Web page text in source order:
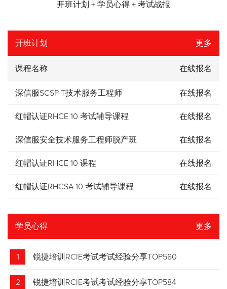
开班计划 + 学员心得 + 考试战报
开班计划 更多
课程名称 在线报名
深信服SCSP-T技术服务工程师 在线报名
红帽认证RHCE 10 考试辅导课程 在线报名
深信服安全技术服务工程师脱产班 在线报名
红帽认证RHCE 10 课程 在线报名
红帽认证RHCSA 10 考试辅导课程 在线报名
学员心得 更多
1 锐捷培训RCIE考试考试经验分享TOP580
2 锐捷培训RCIE考试考试经验分享TOP584